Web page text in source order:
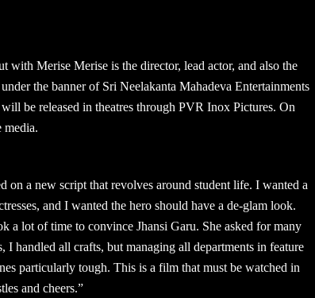
Merise Merise is the director, lead actor, and also the
the banner of Sri Neelakanta Mahadeva Entertainments
be released in theatres through PVR Inox Pictures. On
media.
on a new script that revolves around student life. I wanted a
and I wanted the hero should have a de-glam look.
a lot of time to convince Jhansi Garu. She asked for many
handled all crafts, but managing all departments in feature
particularly tough. This is a film that must be watched in
and cheers.”